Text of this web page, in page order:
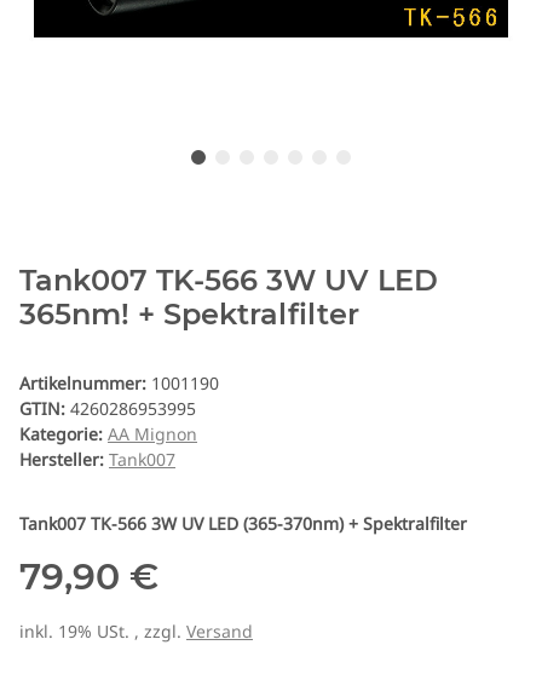
Tank007 TK-566 3W UV LED
365nm! + Spektralfilter
Artikelnummer: 1001190
GTIN: 4260286953995
Kategorie: AA Mignon
Hersteller: Tank007
Tank007 TK-566 3W UV LED (365-370nm) + Spektralfilter
79,90 €
inkl. 19% USt. , zzgl. Versand